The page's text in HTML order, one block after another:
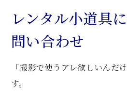
旧
型
書
個
レンタル小道具
問い合わせ
「撮影で使うアレ欲しいん
す。